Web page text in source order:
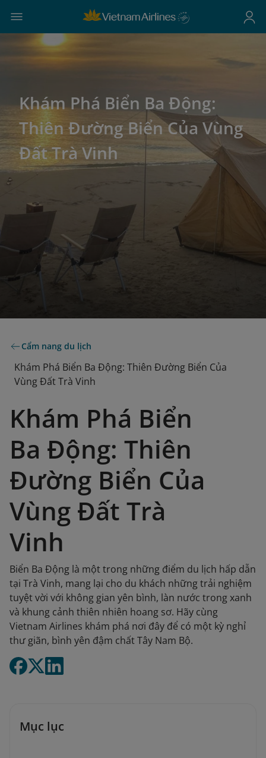
Khám Phá Biển Ba Động:
Thiên Đường Biển Của Vùng
Đất Trà Vinh
Cẩm nang du lịch
Khám Phá Biển Ba Động: Thiên Đường Biển Của
Vùng Đất Trà Vinh
Khám Phá Biển
Ba Động: Thiên
Đường Biển Của
Vùng Đất Trà
Vinh
Biển Ba Động là một trong những điểm du lịch hấp dẫn
tại Trà Vinh, mang lại cho du khách những trải nghiệm
tuyệt vời với không gian yên bình, làn nước trong xanh
và khung cảnh thiên nhiên hoang sơ. Hãy cùng
Vietnam Airlines khám phá nơi đây để có một kỳ nghỉ
thư giãn, bình yên đậm chất Tây Nam Bộ.
Mục lục